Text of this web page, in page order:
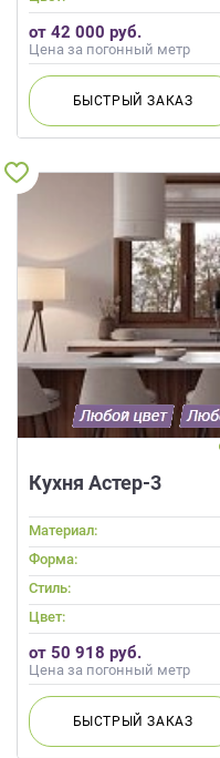
от 42 000 руб.
Цена за погонный метр
БЫСТРЫЙЗАКАЗ
Кухня Астер-3
Материал:
Форма:
Стиль:
Цвет:
от 50 918 руб.
Цена за погонный метр
БЫСТРЫЙЗАКАЗ